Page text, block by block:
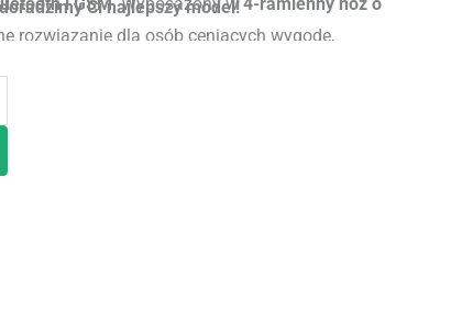
rozwiązanie dla osób ceniących wygodę,
Ci najlepszy model!